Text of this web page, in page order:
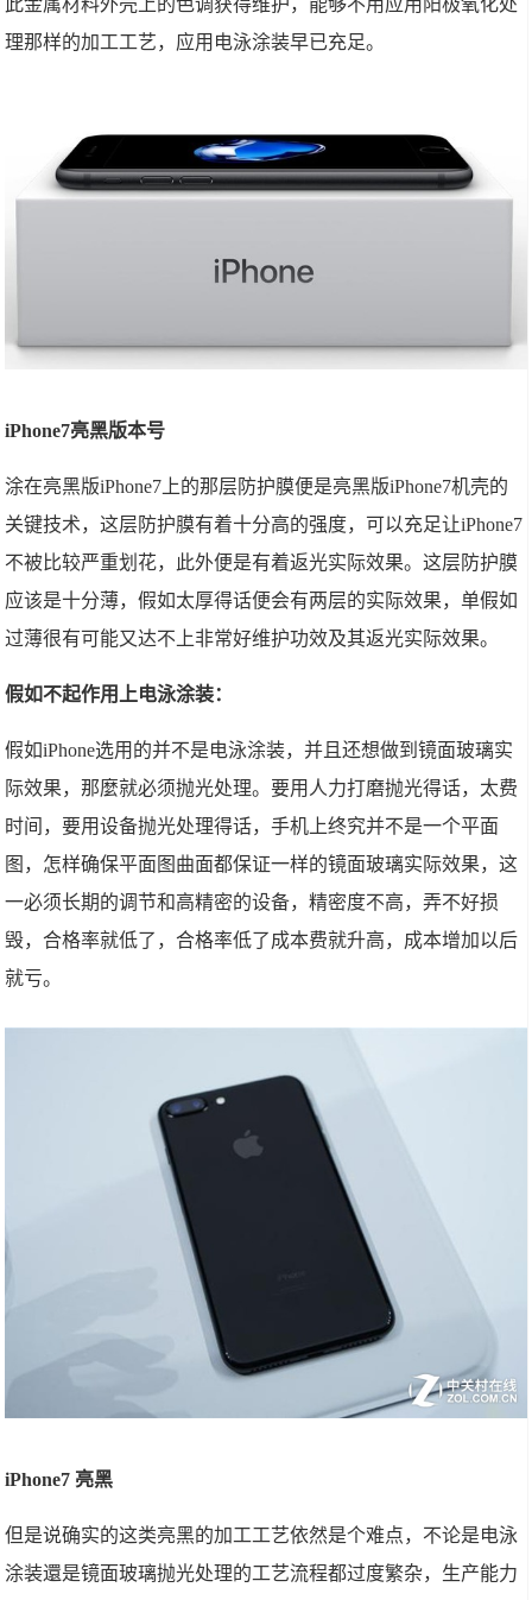
理那样的加工工艺，应用电泳涂装早已充足。
iPhone7亮黑版本号
涂在亮黑版iPhone7上的那层防护膜便是亮黑版iPhone7机壳的
关键技术，这层防护膜有着十分高的强度，可以充足让iPhone7
不被比较严重划花，此外便是有着返光实际效果。这层防护膜
应该是十分薄，假如太厚得话便会有两层的实际效果，单假如
过薄很有可能又达不上非常好维护功效及其返光实际效果。
假如不起作用上电泳涂装：
假如iPhone选用的并不是电泳涂装，并且还想做到镜面玻璃实
际效果，那麼就必须抛光处理。要用人力打磨抛光得话，太费
时间，要用设备抛光处理得话，手机上终究并不是一个平面
图，怎样确保平面图曲面都保证一样的镜面玻璃实际效果，这
一必须长期的调节和高精密的设备，精密度不高，弄不好损
毁，合格率就低了，合格率低了成本费就升高，成本增加以后
就亏。
iPhone7 亮黑
但是说确实的这类亮黑的加工工艺依然是个难点，不论是电泳
涂装還是镜面玻璃抛光处理的工艺流程都过度繁杂，生产能力